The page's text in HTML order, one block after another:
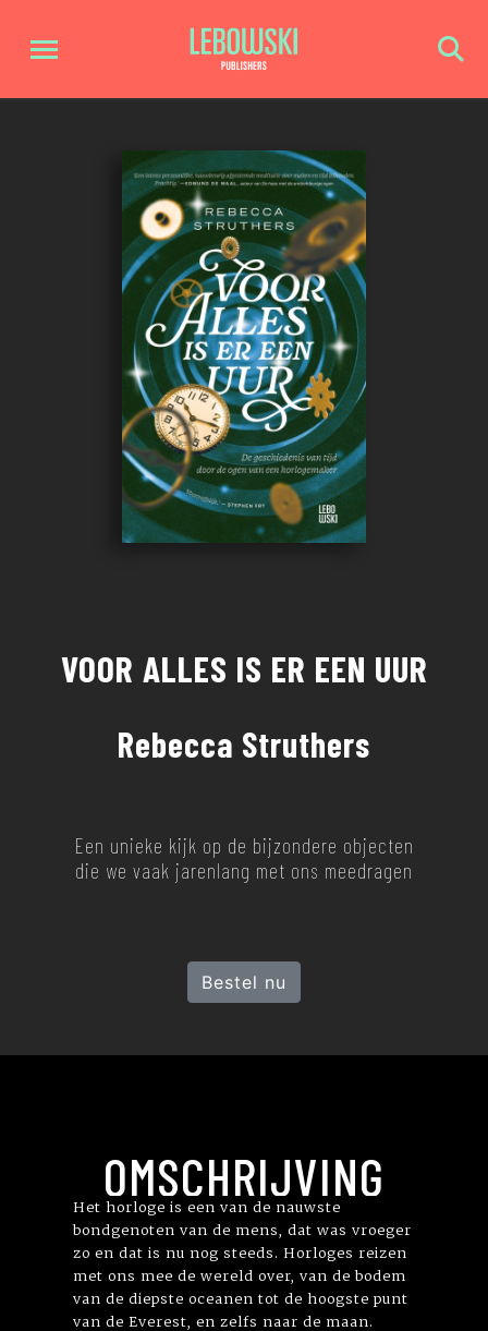
VOOR ALLES IS ER EEN UUR
Rebecca Struthers
Een unieke kijk op de bijzondere objecten
die we vaak jarenlang met ons meedragen
Bestel nu
OMSCHRIJVING
Het horloge is een van de nauwste
bondgenoten van de mens, dat was vroeger
zo en dat is nu nog steeds. Horloges reizen
met ons mee de wereld over, van de bodem
van de diepste oceanen tot de hoogste punt
van de Everest, en zelfs naar de maan.